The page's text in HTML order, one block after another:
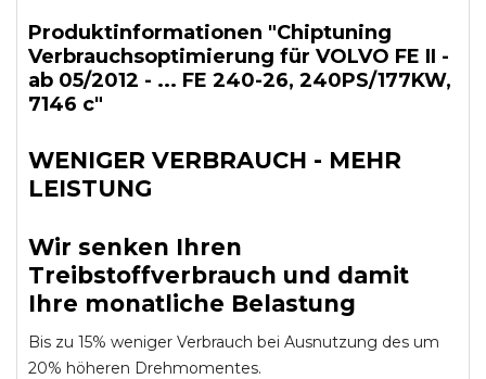
Produktinformationen "Chiptuning
Verbrauchsoptimierung für VOLVO FE II -
ab 05/2012 - ... FE 240-26, 240PS/177KW,
7146 c"
WENIGER VERBRAUCH - MEHR
LEISTUNG
Wir senken Ihren
Treibstoffverbrauch und damit
Ihre monatliche Belastung
Bis zu 15% weniger Verbrauch bei Ausnutzung des um
20% höheren Drehmomentes.